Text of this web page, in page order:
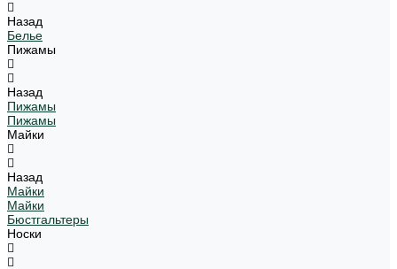
Назад
Белье
Пижамы
Назад
Пижамы
Пижамы
Майки
Назад
Майки
Майки
Бюстгальтеры
Носки